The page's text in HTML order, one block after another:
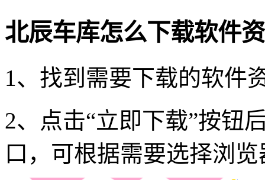
北辰车库怎么下载软件
1、找到需要下载的软件
2、点击“立即下载”按钮
口，可根据需要选择浏